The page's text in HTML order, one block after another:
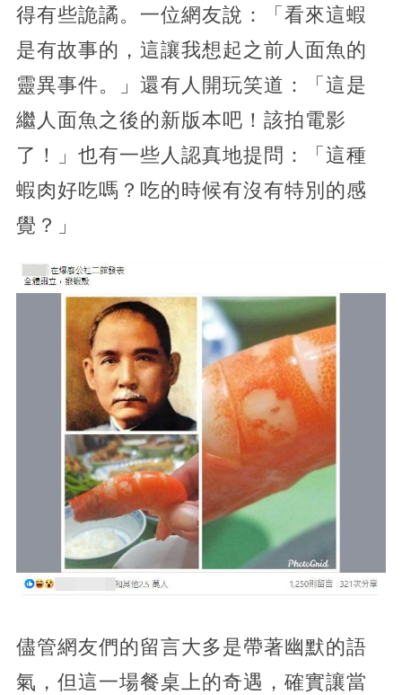
得有些詭譎。一位網友說：「看來這蝦
是有故事的，這讓我想起之前人面魚的
靈異事件。」還有人開玩笑道：「這是
繼人面魚之後的新版本吧！該拍電影
了！」也有一些人認真地提問：「這種
蝦肉好吃嗎？吃的時候有沒有特別的感
覺？」
儘管網友們的留言大多是帶著幽默的語
氣，但這一場餐桌上的奇遇，確實讓當